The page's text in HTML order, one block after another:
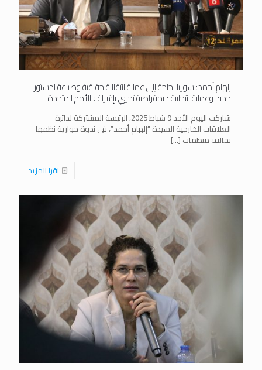
إلهام أحمد: سوريا بحاجة إلى عملية انتقالية حقيقية وصياغة لدستور
جديد وعملية انتخابية ديمقراطية تجري بإشراف الأمم المتحدة
شاركت اليوم الأحد 9 شباط 2025، الرئيسة المشتركة لدائرة
العلاقات الخارجية السيدة “إلهام أحمد”، في ندوة حوارية نظمها
تحالف منظمات […]
اقرا المزيد